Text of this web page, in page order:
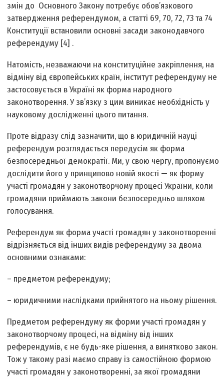
змін до Основного Закону потребує обов’язкового
затвердження референдумом, а статті 69, 70, 72, 73 та 74
Конституції встановили основні засади законодавчого
референдуму [4] .
Натомість, незважаючи на конституційне закріплення, на
відміну від європейських країн, інститут референдуму не
застосовується в Україні як форма народного
законотворення. У зв’язку з цим виникає необхідність у
науковому дослідженні цього питання.
Проте відразу слід зазначити, що в юридичній науці
референдум розглядається передусім як форма
безпосередньої демократії. Ми, у свою чергу, пропонуємо
дослідити його у принципово новій якості — як форму
участі громадян у законотворчому процесі України, коли
громадяни приймають закони безпосередньо шляхом
голосування.
Референдум як форма участі громадян у законотворенні
відрізняється від інших видів референдуму за двома
основними ознаками:
– предметом референдуму;
– юридичними наслідками прийнятого на ньому рішення.
Предметом референдуму як форми участі громадян у
законотворчому процесі, на відміну від інших
референдумів, є не будь-яке рішення, а винятково закон.
Тож у такому разі маємо справу із самостійною формою
участі громадян у законотворенні, за якої громадяни